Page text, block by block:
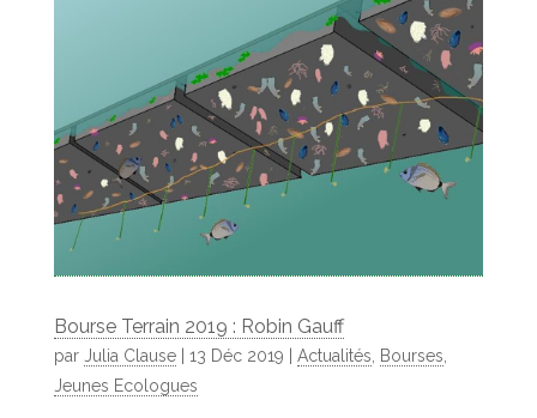
Bourse Terrain 2019 : Robin Gauff
par Julia Clause| 13 Déc 2019 Actualités Bourses
Jeunes Ecologues